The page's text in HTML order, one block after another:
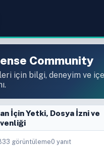
Community
için bilgi, deneyim ve
İçin Yetki, Dosya İzni ve
33 görüntüleme0 yanıt